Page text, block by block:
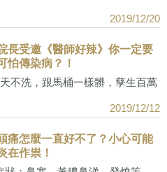
2019/12/20
長受邀《醫師好辣》你一定要
怕傳染病？！
2019/12/12
不洗，跟馬桶一樣髒，孳生百萬
痛怎麼一直好不了？小心可能
在作祟！